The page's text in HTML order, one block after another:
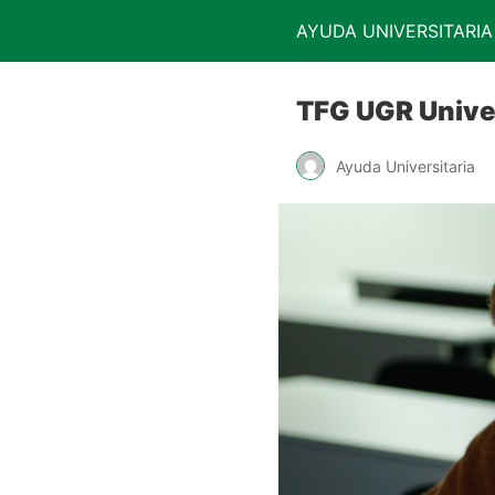
AYUDA UNIVERSITARIA
TFG UGR
Ayuda Universitaria